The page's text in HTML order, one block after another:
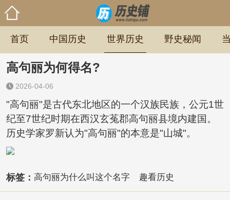
首页 中国历史 世界历史 野史秘闻
高句丽为何得名?
2026-04-06
"高句丽"是古代东北地区的一个汉族民族，公元1世
纪至7世纪时期在西汉玄菟郡高句丽县境内建国。
历史学家罗新认为"高句丽"的本意是"山城"。
标签： 高句丽为什么叫这个名字 趣看历史